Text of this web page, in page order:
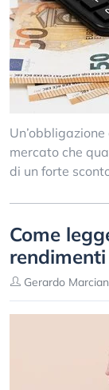
mercato che
di un forte
Come
Gerardo